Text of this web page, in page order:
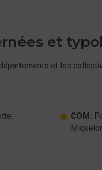
et
et les
; COM :